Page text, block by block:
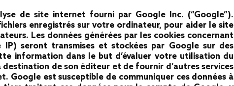
de site internet fourni par Google Inc. (“Google”).
enregistrés sur votre ordinateur, pour aider le site
Les données générées par les cookies concernant
seront transmises et stockées par Google sur des
information dans le but d’évaluer votre utilisation du
de son éditeur et de fournir d’autres services
Google est susceptible de communiquer ces données à